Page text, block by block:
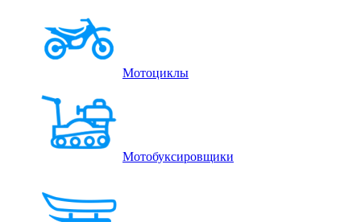
Мотоциклы
Мотобуксировщики